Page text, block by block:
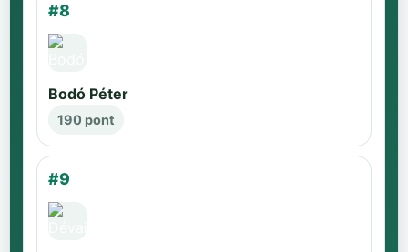
#8
Bodó Péter
190 pont
#9